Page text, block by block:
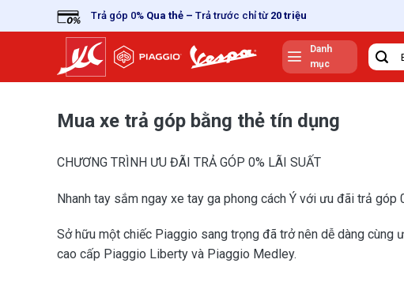
to
Trả góp 0% Qua thẻ – Trả trước chỉ từ 20 triệu
Danh
mục
Tìm
kiếm:
Mua xe trả góp bằng thẻ tín dụng
CHƯƠNG TRÌNH ƯU ĐÃI TRẢ GÓP 0% LÃI SUẤT
Nhanh tay sắm ngay xe tay ga phong cách Ý với ưu đãi trả
Sở hữu một chiếc Piaggio sang trọng đã trở nên dễ dàng
cao cấp Piaggio Liberty và Piaggio Medley.